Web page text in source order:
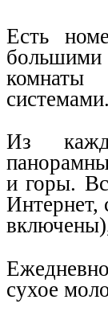
Есть
большими
комнаты
системами.
Из
и горы.
Интернет,
сухое